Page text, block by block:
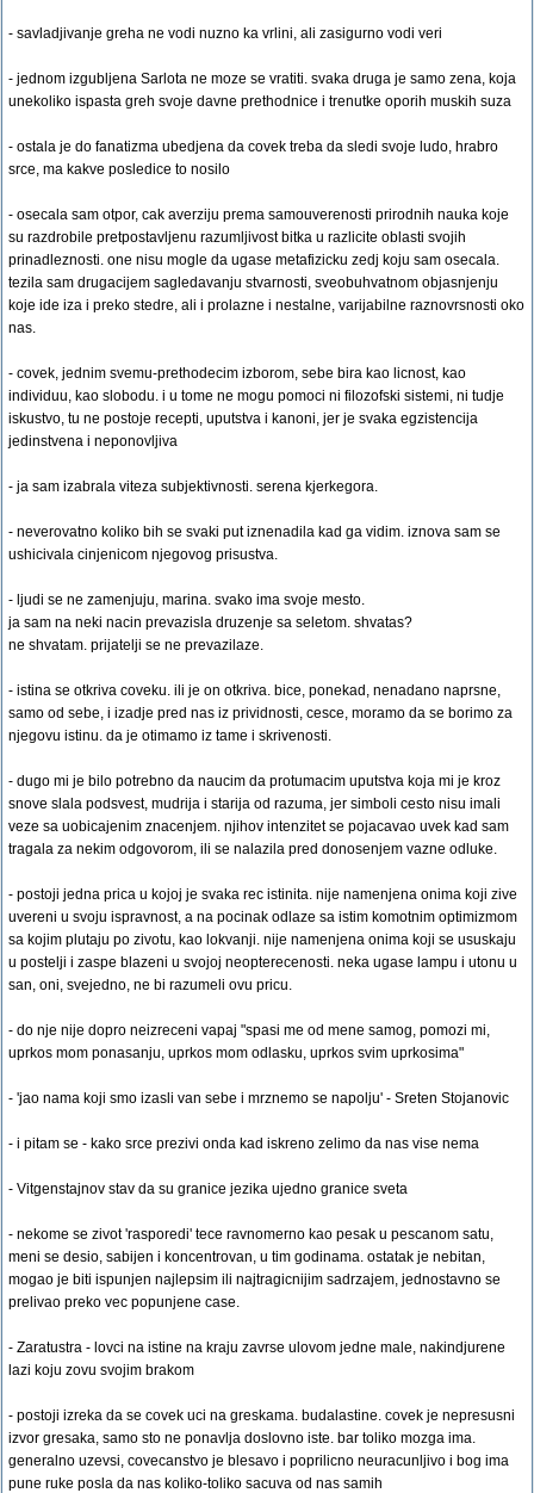
- savladjivanje greha ne vodi nuzno ka vrlini, ali zasigurno vodi veri
- jednom izgubljena Sarlota ne moze se vratiti. svaka druga je samo zena, koja
unekoliko ispasta greh svoje davne prethodnice i trenutke oporih muskih suza
- ostala je do fanatizma ubedjena da covek treba da sledi svoje ludo, hrabro
srce, ma kakve posledice to nosilo
- osecala sam otpor, cak averziju prema samouverenosti prirodnih nauka koje
su razdrobile pretpostavljenu razumljivost bitka u razlicite oblasti svojih
prinadleznosti. one nisu mogle da ugase metafizicku zedj koju sam osecala.
tezila sam drugacijem sagledavanju stvarnosti, sveobuhvatnom objasnjenju
koje ide iza i preko stedre, ali i prolazne i nestalne, varijabilne raznovrsnosti oko
nas.
- covek, jednim svemu-prethodecim izborom, sebe bira kao licnost, kao
individuu, kao slobodu. i u tome ne mogu pomoci ni filozofski sistemi, ni tudje
iskustvo, tu ne postoje recepti, uputstva i kanoni, jer je svaka egzistencija
jedinstvena i neponovljiva
- ja sam izabrala viteza subjektivnosti. serena kjerkegora.
- neverovatno koliko bih se svaki put iznenadila kad ga vidim. iznova sam se
ushicivala cinjenicom njegovog prisustva.
- ljudi se ne zamenjuju, marina. svako ima svoje mesto.
ja sam na neki nacin prevazisla druzenje sa seletom. shvatas?
ne shvatam. prijatelji se ne prevazilaze.
- istina se otkriva coveku. ili je on otkriva. bice, ponekad, nenadano naprsne,
samo od sebe, i izadje pred nas iz prividnosti, cesce, moramo da se borimo za
njegovu istinu. da je otimamo iz tame i skrivenosti.
- dugo mi je bilo potrebno da naucim da protumacim uputstva koja mi je kroz
snove slala podsvest, mudrija i starija od razuma, jer simboli cesto nisu imali
veze sa uobicajenim znacenjem. njihov intenzitet se pojacavao uvek kad sam
tragala za nekim odgovorom, ili se nalazila pred donosenjem vazne odluke.
- postoji jedna prica u kojoj je svaka rec istinita. nije namenjena onima koji zive
uvereni u svoju ispravnost, a na pocinak odlaze sa istim komotnim optimizmom
sa kojim plutaju po zivotu, kao lokvanji. nije namenjena onima koji se ususkaju
u postelji i zaspe blazeni u svojoj neopterecenosti. neka ugase lampu i utonu u
san, oni, svejedno, ne bi razumeli ovu pricu.
- do nje nije dopro neizreceni vapaj "spasi me od mene samog, pomozi mi,
uprkos mom ponasanju, uprkos mom odlasku, uprkos svim uprkosima"
- 'jao nama koji smo izasli van sebe i mrznemo se napolju' - Sreten Stojanovic
- i pitam se - kako srce prezivi onda kad iskreno zelimo da nas vise nema
- Vitgenstajnov stav da su granice jezika ujedno granice sveta
- nekome se zivot 'rasporedi' tece ravnomerno kao pesak u pescanom satu,
meni se desio, sabijen i koncentrovan, u tim godinama. ostatak je nebitan,
mogao je biti ispunjen najlepsim ili najtragicnijim sadrzajem, jednostavno se
prelivao preko vec popunjene case.
- Zaratustra - lovci na istine na kraju zavrse ulovom jedne male, nakindjurene
lazi koju zovu svojim brakom
- postoji izreka da se covek uci na greskama. budalastine. covek je nepresusni
izvor gresaka, samo sto ne ponavlja doslovno iste. bar toliko mozga ima.
generalno uzevsi, covecanstvo je blesavo i poprilicno neuracunljivo i bog ima
pune ruke posla da nas koliko-toliko sacuva od nas samih